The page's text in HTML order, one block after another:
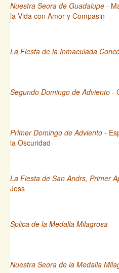
Nuestra Seora de Guadalupe -
la Vida con Amor y Compasin
La Fiesta de la Inmaculada
Segundo Domingo de Adviento -
Primer Domingo de Adviento -
la Oscuridad
La Fiesta de San Andrs, Primer
Jess
Splica de la Medalla Milagrosa
Nuestra Seora de la Medalla